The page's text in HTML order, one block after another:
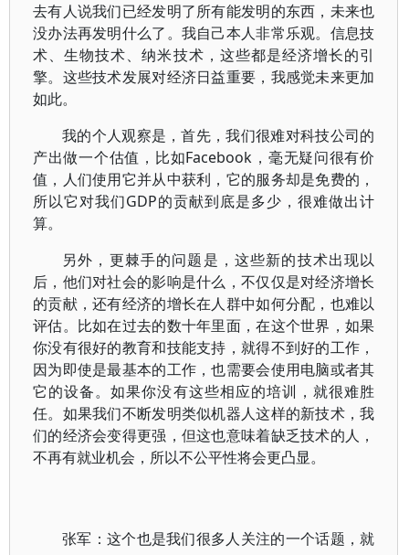
去有人说我们已经发明了所有能发明的东西，未来也
没办法再发明什么了。我自己本人非常乐观。信息技
术、生物技术、纳米技术，这些都是经济增长的引
擎。这些技术发展对经济日益重要，我感觉未来更加
如此。
我的个人观察是，首先，我们很难对科技公司的
产出做一个估值，比如Facebook，毫无疑问很有价
值，人们使用它并从中获利，它的服务却是免费的，
所以它对我们GDP的贡献到底是多少，很难做出计
算。
另外，更棘手的问题是，这些新的技术出现以
后，他们对社会的影响是什么，不仅仅是对经济增长
的贡献，还有经济的增长在人群中如何分配，也难以
评估。比如在过去的数十年里面，在这个世界，如果
你没有很好的教育和技能支持，就得不到好的工作，
因为即使是最基本的工作，也需要会使用电脑或者其
它的设备。如果你没有这些相应的培训，就很难胜
任。如果我们不断发明类似机器人这样的新技术，我
们的经济会变得更强，但这也意味着缺乏技术的人，
不再有就业机会，所以不公平性将会更凸显。
张军：这个也是我们很多人关注的一个话题，就